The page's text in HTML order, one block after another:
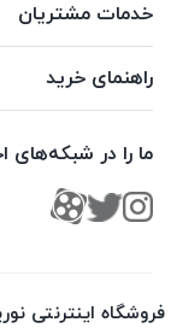
خدمات مشتریان
راهنمای خرید
ما را در شبکه‌های
فروشگاه اینترنتی